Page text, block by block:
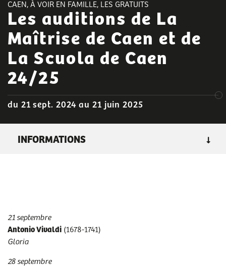
CAEN, À VOIR EN FAMILLE, LES GRATUITS
Les auditions de La
Maîtrise de Caen et de
La Scuola de Caen
24/25
du 21 sept. 2024 au 21 juin 2025
INFORMATIONS
GRATUIT
sam 21/09/2024
21 septembre
Antonio Vivaldi (1678-1741)
Gloria
28 septembre